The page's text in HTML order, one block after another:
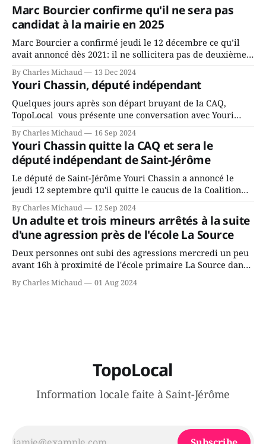
Marc Bourcier confirme qu'il ne sera pas
candidat à la mairie en 2025
Marc Bourcier a confirmé jeudi le 12 décembre ce qu’il
avait annoncé dès 2021: il ne sollicitera pas de deuxième
mandat à titre de maire de Saint-Jérôme. Bourcier en a
fait l’annonce en s’adressant aux employés de la ville,
rassemblés en soirée pour leur traditionnel souper
By Charles Michaud 13 Dec 2024
Youri Chassin, député indépendant
Quelques jours après son départ bruyant de la CAQ,
TopoLocal vous présente une conversation avec Youri
Chassin. Nous avons causé de sa décision. Y songeait-il
depuis longtemps? Sera-t-il candidat indépendant dans 2
ans? Joindrait-il un autre parti, par exemple les
conservateurs d’Éric Duhaime? Que lui
By Charles Michaud 16 Sep 2024
Youri Chassin quitte la CAQ et sera le
député indépendant de Saint-Jérôme
Le député de Saint-Jérôme Youri Chassin a annoncé le
jeudi 12 septembre qu'il quitte le caucus de la Coalition
Avenir Québec de François Legault parce qu'il est déçu du
gouvernement de la CAQ, surtout de son incapacité, qu'il
juge chronique, à offrir des
By Charles Michaud 12 Sep 2024
Un adulte et trois mineurs arrêtés à la suite
d'une agression près de l'école La Source
Deux personnes ont subi des agressions mercredi un peu
avant 16h à proximité de l'école primaire La Source dans
le secteur Bellefeuille de Saint-Jérôme. L'une de deux
victimes aurait été écrasée sous un véhicule et aspergée
By Charles Michaud 01 Aug 2024
TopoLocal
Information locale faite à Saint-Jérôme